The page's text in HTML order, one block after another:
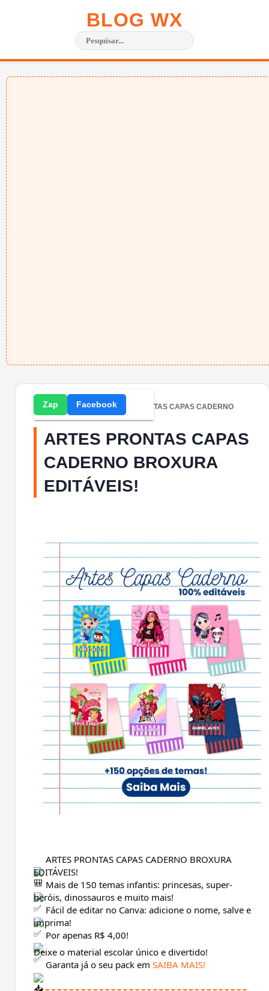
BLOG WX
Home » Atividades » ARTES PRONTAS CAPAS CADERNO
BROXURA EDITÁVEIS!
ARTES PRONTAS CAPAS
CADERNO BROXURA
EDITÁVEIS!
Zap Facebook
ARTES PRONTAS CAPAS CADERNO BROXURA
EDITÁVEIS!
Mais de 150 temas infantis: princesas, super-
heróis, dinossauros e muito mais!
Fácil de editar no Canva: adicione o nome, salve e
imprima!
Por apenas R$ 4,00!
Deixe o material escolar único e divertido!
Garanta já o seu pack em SAIBA MAIS!